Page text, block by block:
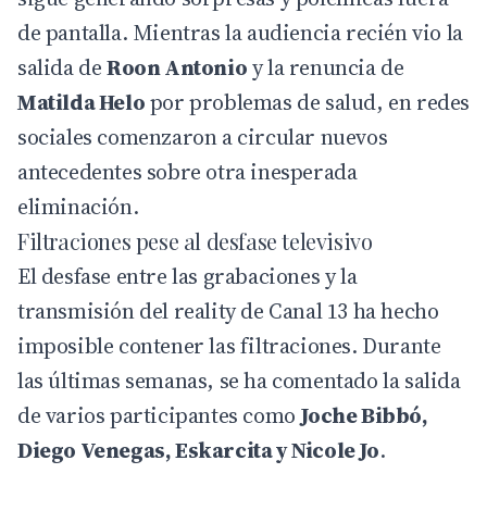
de pantalla. Mientras la audiencia recién vio la
salida deRoon Antonioy la renuncia de
Matilda Helopor problemas de salud, en redes
sociales comenzaron a circular nuevos
antecedentes sobre otra inesperada
eliminación.
Filtraciones pese al desfase televisivo
El desfase entre las grabaciones y la
transmisión del realityde Canal 13 ha hecho
imposible contener las filtraciones. Durante
las últimas semanas, se ha comentado la salida
de varios participantes comoJoche Bibbó,
Diego Venegas, Eskarcita y Nicole Jo.